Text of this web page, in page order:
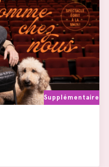
Supplémentaire